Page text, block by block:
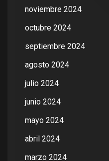
noviembre 2024
octubre 2024
septiembre 2024
agosto 2024
julio 2024
junio 2024
mayo 2024
abril 2024
marzo 2024